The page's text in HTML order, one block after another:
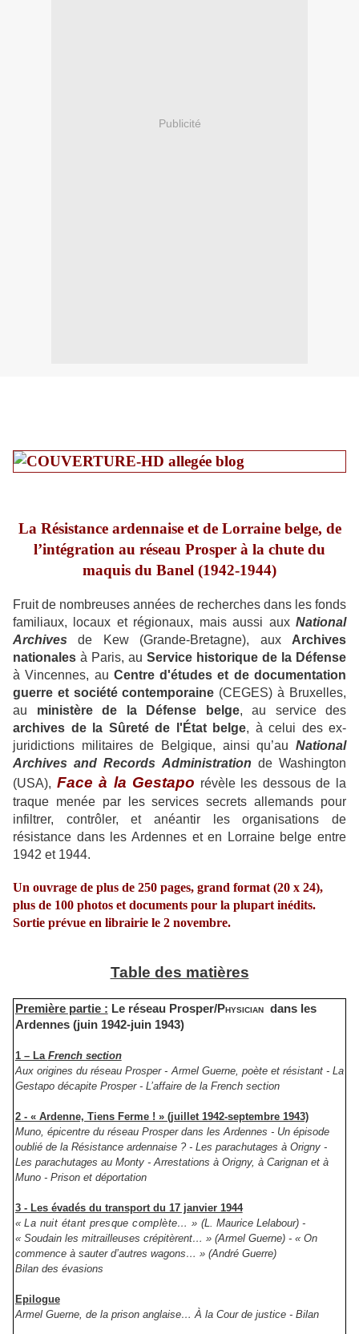
Publicité
La Résistance ardennaise et de Lorraine belge, de
l’intégration au réseau Prosper à la chute du
maquis du Banel (1942-1944)
Fruit de nombreuses années de recherches dans les fonds
familiaux, locaux et régionaux, mais aussi aux National
Archives de Kew (Grande-Bretagne), aux Archives
nationales à Paris, au Service historique de la Défense
à Vincennes, au Centre d'études et de documentation
guerre et société contemporaine (CEGES) à Bruxelles,
au ministère de la Défense belge, au service des
archives de la Sûreté de l'État belge, à celui des ex-
juridictions militaires de Belgique, ainsi qu’au National
Archives and Records Administration de Washington
(USA), Face à la Gestapo révèle les dessous de la
traque menée par les services secrets allemands pour
infiltrer, contrôler, et anéantir les organisations de
résistance dans les Ardennes et en Lorraine belge entre
1942 et 1944.
Un ouvrage de plus de 250 pages, grand format (20 x 24),
plus de 100 photos et documents pour la plupart inédits.
Sortie prévue en librairie le 2 novembre.
Table des matières
Première partie : Le réseau Prosper/Physician dans les
Ardennes (juin 1942-juin 1943)
1 – La French section
Aux origines du réseau Prosper - Armel Guerne, poète et résistant - La
Gestapo décapite Prosper - L’affaire de la French section
2 - « Ardenne, Tiens Ferme ! » (juillet 1942-septembre 1943)
Muno, épicentre du réseau Prosper dans les Ardennes - Un épisode
oublié de la Résistance ardennaise ? - Les parachutages à Origny -
Les parachutages au Monty - Arrestations à Origny, à Carignan et à
Muno - Prison et déportation
3 - Les évadés du transport du 17 janvier 1944
« La nuit étant presque complète… » (L. Maurice Lelabour) -
« Soudain les mitrailleuses crépitèrent… » (Armel Guerne) - « On
commence à sauter d’autres wagons… » (André Guerre)
Bilan des évasions
Epilogue
Armel Guerne, de la prison anglaise… À la Cour de justice - Bilan